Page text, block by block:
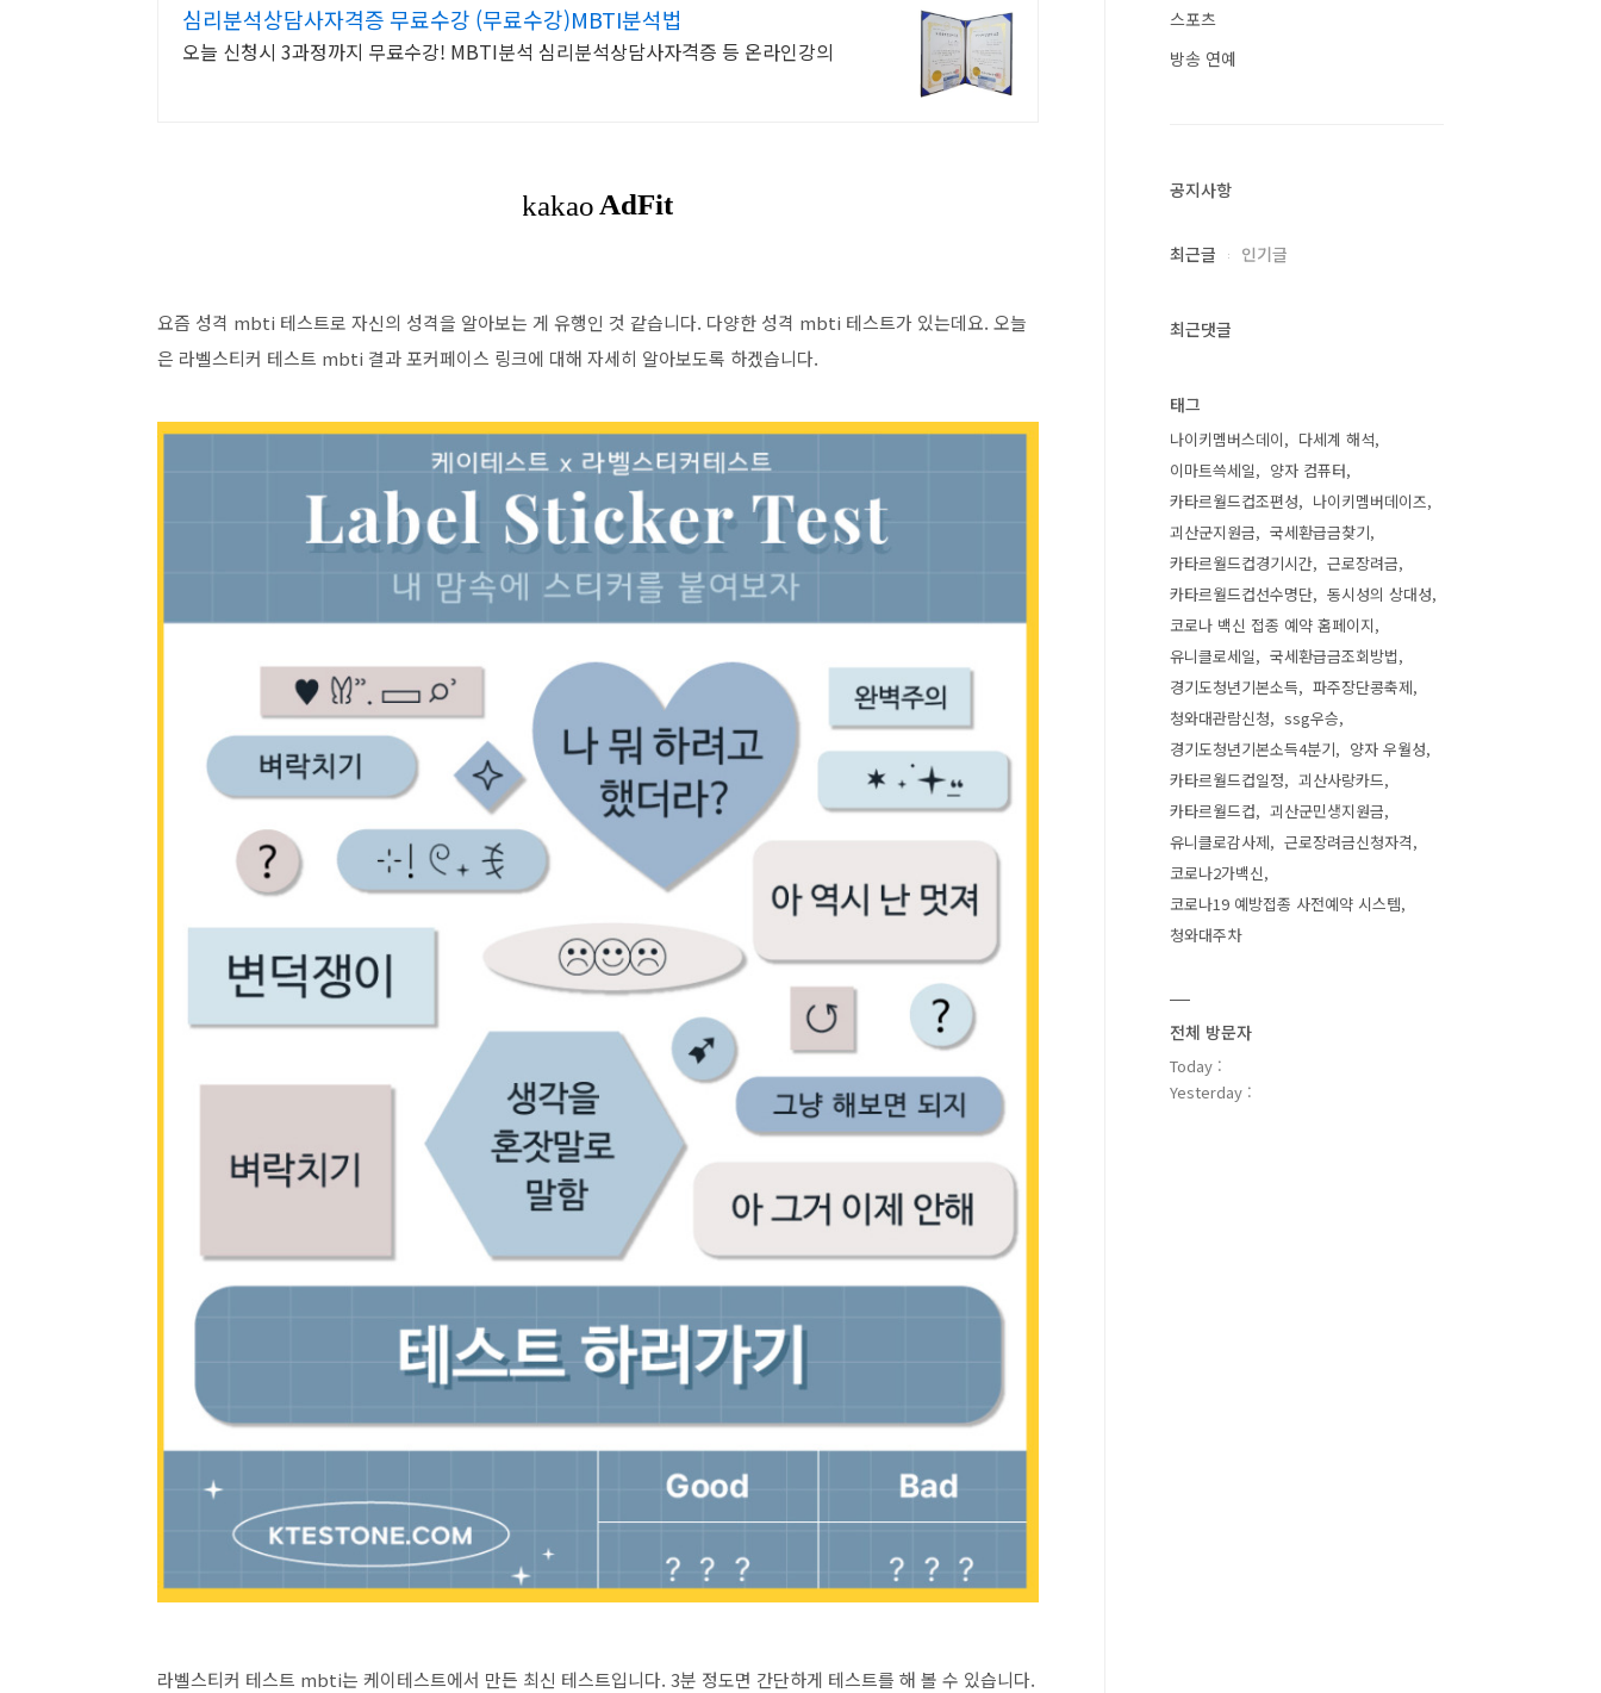
심리분석상담사자격증 무료수강 (무료수강)MBTI분석법
오늘 신청시 3과정까지 무료수강! MBTI분석 심리분석상담사자격증 등 온라인강의
요즘 성격 mbti 테스트로 자신의 성격을 알아보는 게 유행인 것 같습니다. 다양한 성격 mbti 테스트가 있는데요. 오늘
은 라벨스티커 테스트 mbti 결과 포커페이스 링크에 대해 자세히 알아보도록 하겠습니다.
라벨스티커 테스트 mbti는 케이테스트에서 만든 최신 테스트입니다. 3분 정도면 간단하게 테스트를 해 볼 수 있습니다.
스포츠
방송 연예
공지사항
최근글 인기글
최근댓글
태그
나이키멤버스데이
다세계 해석
이마트쓱세일
양자 컴퓨터
카타르월드컵조편성
나이키멤버데이즈
괴산군지원금
국세환급금찾기
카타르월드컵경기시간
근로장려금
카타르월드컵선수명단
동시성의 상대성
코로나 백신 접종 예약 홈페이지
유니클로세일
국세환급금조회방법
경기도청년기본소득
파주장단콩축제
청와대관람신청
ssg우승
경기도청년기본소득4분기
양자 우월성
카타르월드컵일정
괴산사랑카드
카타르월드컵
괴산군민생지원금
유니클로감사제
근로장려금신청자격
코로나2가백신
코로나19 예방접종 사전예약 시스템
청와대주차
전체 방문자
Today :
Yesterday :